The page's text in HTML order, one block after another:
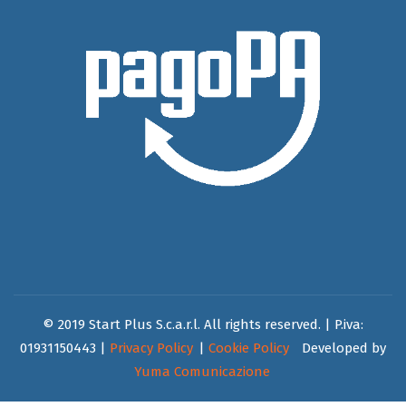
© 2019 Start Plus S.c.a.r.l. All rights reserved. | P.iva:
01931150443 | Privacy Policy | Cookie Policy
Developed by
Yuma Comunicazione